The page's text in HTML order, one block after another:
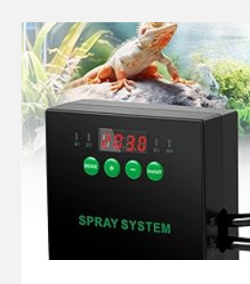
TIMER,
INTELLIGENTES
REPTILIEN
MIT
360°